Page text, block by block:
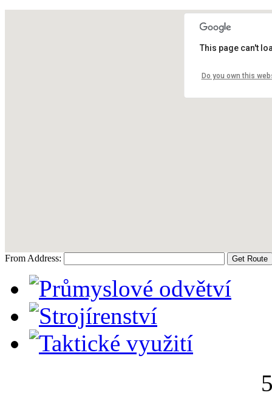
This page can't
Do you own this
From Address: